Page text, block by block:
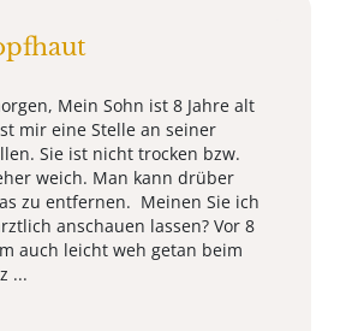
Mein Sohn ist 8 Jahre alt
mir eine Stelle an seiner
Sie ist nicht trocken bzw.
weich. Man kann drüber
zu entfernen. Meinen Sie ich
anschauen lassen? Vor 8
auch leicht weh getan beim
...